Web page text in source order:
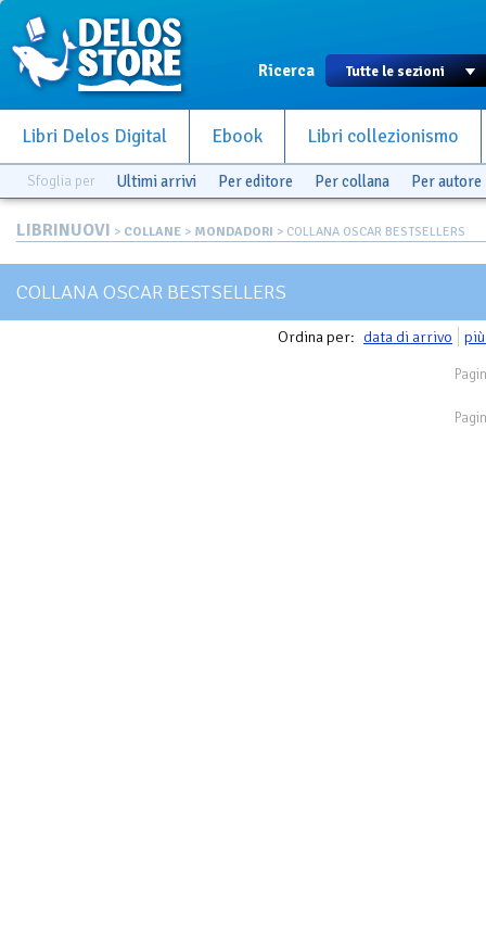
Ricerca
Libri Delos Digital Ebook Libri collezionismo
Sfoglia per Ultimi arrivi Per editore Per collana Per autore
LIBRINUOVI > COLLANE > MONDADORI > COLLANA OSCAR BESTSELLERS
COLLANA OSCAR BESTSELLERS
Ordina per: data di arrivo